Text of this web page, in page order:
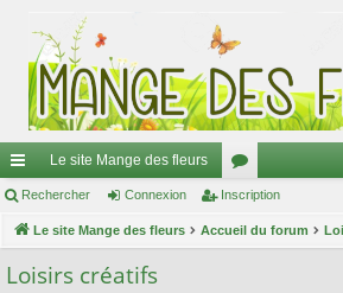
ac
co
ur
Le site Mange des fleurs
or
u
Rechercher Connexion Inscription
Le site Mange des fleurs Accueil du forum
Loisirs créatifs